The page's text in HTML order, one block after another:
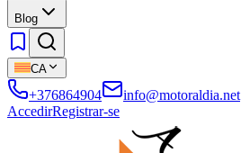
Blog
CA
+376864904
info@motoraldia.net
AccedirRegistrar-se